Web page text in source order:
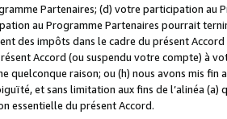
Partenaires; (d) votre participation au
au Programme Partenaires pourrait
des impôts dans le cadre du présent Accord
Accord (ou suspendu votre compte) à
raison; ou (h) nous avons mis fin
et sans limitation aux fins de l’alinéa (a)
essentielle du présent Accord.